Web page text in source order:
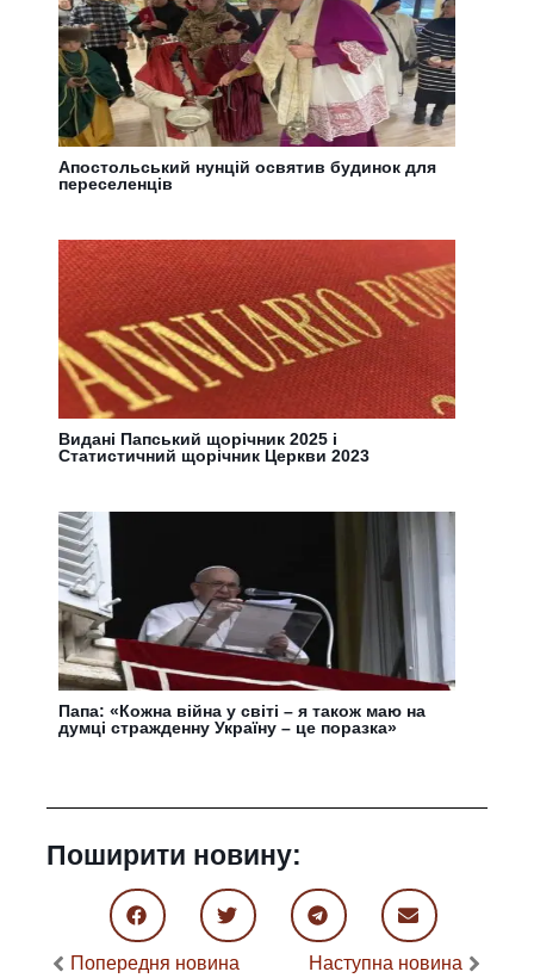
Апостольський нунцій освятив будинок для
переселенців
Видані Папський щорічник 2025 і
Статистичний щорічник Церкви 2023
Папа: «Кожна війна у світі – я також маю на
думці стражденну Україну – це поразка»
Поширити новину:
Попередня новина Наступна новина